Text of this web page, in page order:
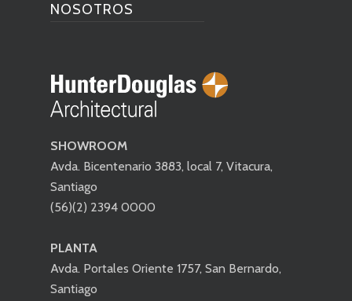
SHOWROOM
Avda. Bicentenario 3883, local 7, Vitacura,
Santiago
(56)(2) 2394 0000
PLANTA
Avda. Portales Oriente 1757, San Bernardo,
Santiago
NOSOTROS